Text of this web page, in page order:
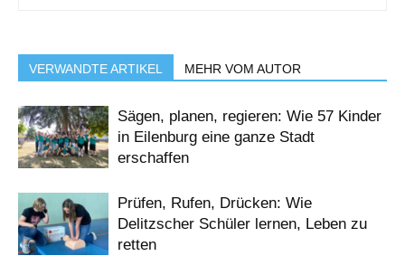
VERWANDTE ARTIKEL MEHR VOM AUTOR
Sägen, planen, regieren: Wie 57 Kinder
in Eilenburg eine ganze Stadt
erschaffen
Prüfen, Rufen, Drücken: Wie
Delitzscher Schüler lernen, Leben zu
retten